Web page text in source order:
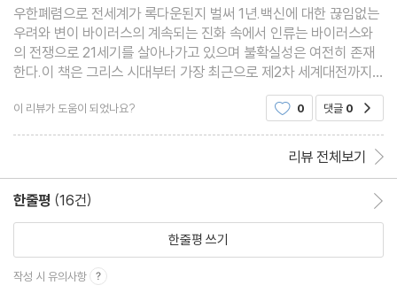
우한폐렴으로 전세계가 록다운된지 벌써 1년.백신에 대한 끊임없는
우려와 변이 바이러스의 계속되는 진화 속에서 인류는 바이러스와
의 전쟁으로 21세기를 살아나가고 있으며 불확실성은 여전히 존재
한다.이 책은 그리스 시대부터 가장 최근으로 제2차 세계대전까지
의 사례를 들어 전쟁 중 창궐한 전염병이 어떻게 전세를 바꾸고 질서
를 재편했는가 보여준다. 21세기를 사는 우리들조차
이 리뷰가 도움이 되었나요? 0 댓글 0
리뷰 전체보기
한줄평 (16건)
한줄평 쓰기
작성 시 유의사항